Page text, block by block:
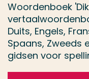
Woordenboek
Duits, Engels,
Spaans, Zweeds
gidsen voor